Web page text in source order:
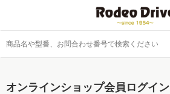
オンラインショップ会員ログイン